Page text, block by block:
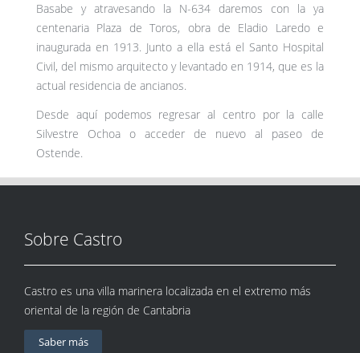
Basabe y atravesando la N-634 daremos con la ya
centenaria Plaza de Toros, obra de Eladio Laredo e
inaugurada en 1913. Junto a ella está el Santo Hospital
Civil, del mismo arquitecto y levantado en 1914, que es la
actual residencia de ancianos.
Desde aquí podemos regresar al centro por la calle
Silvestre Ochoa o acceder de nuevo al paseo de
Ostende.
Sobre Castro
Castro es una villa marinera localizada en el extremo más
oriental de la región de Cantabria
Saber más